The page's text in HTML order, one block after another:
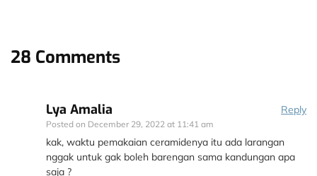
28 Comments
Lya Amalia
Posted on December 29, 2022 at 11:41 am
Reply
kak, waktu pemakaian ceramidenya itu ada larangan
nggak untuk gak boleh barengan sama kandungan apa
saja ?